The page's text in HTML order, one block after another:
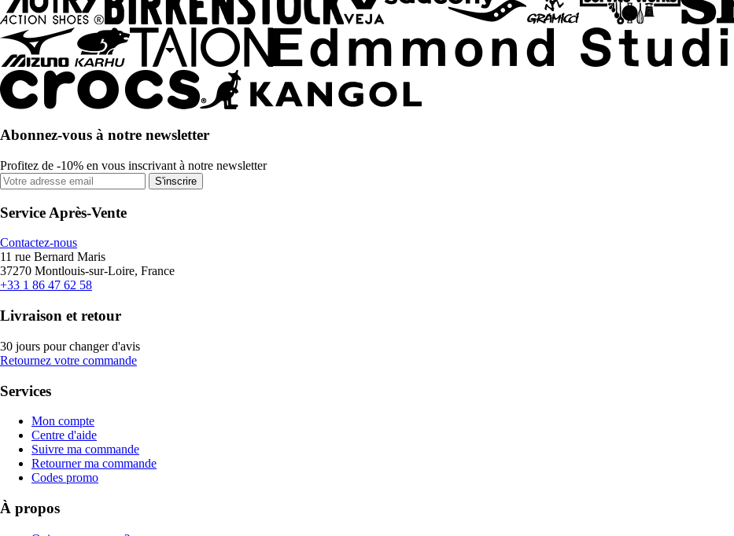
Abonnez-vous à notre newsletter
Profitez de -10% en vous inscrivant à notre newsletter
S'inscrire
Service Après-Vente
Contactez-nous
11 rue Bernard Maris
37270 Montlouis-sur-Loire, France
+33 1 86 47 62 58
Livraison et retour
30 jours pour changer d'avis
Retournez votre commande
Services
Mon compte
Centre d'aide
Suivre ma commande
Retourner ma commande
Codes promo
À propos